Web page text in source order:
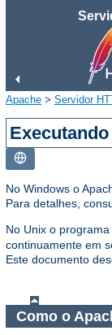
Apache > Servidor
No Windows o
Para detalhes,
No Unix o programa
continuamente em
Este documento
Como o